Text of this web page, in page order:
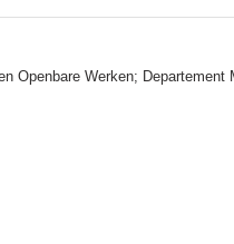
Werken; Departement